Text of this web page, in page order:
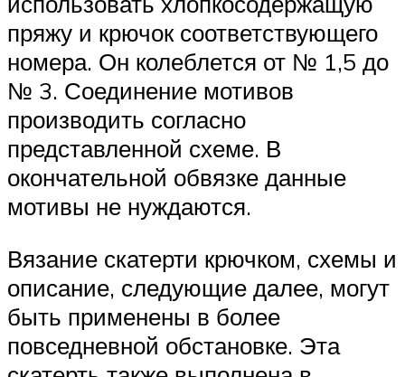
пряжу и крючок соответствующего
номера. Он колеблется от № 1,5 до
№ 3. Соединение мотивов
производить согласно
представленной схеме. В
окончательной обвязке данные
мотивы не нуждаются.
Вязание скатерти крючком, схемы и
описание, следующие далее, могут
быть применены в более
повседневной обстановке. Эта